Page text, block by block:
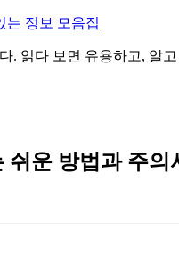
는 정보 모음집
. 읽다 보면 유용하고, 알
쉬운 방법과 주의